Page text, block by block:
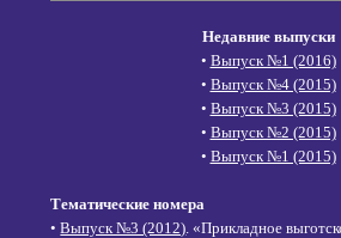
Недавние выпуски
• Выпуск №1 (2016)
• Выпуск №4 (2015)
• Выпуск №3 (2015)
• Выпуск №2 (2015)
• Выпуск №1 (2015)
Тематические номера
•Выпуск №3 (2012) . «Прикладное